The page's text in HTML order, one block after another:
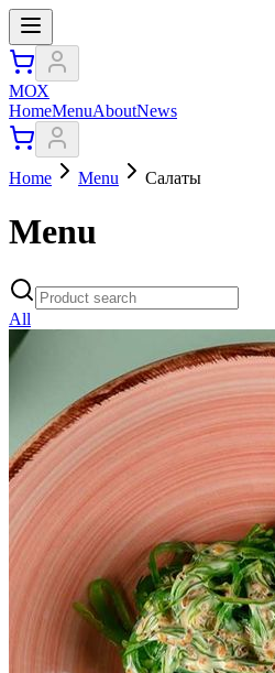
МОХ
HomeMenuAboutNews
Home Menu Салаты
Menu
All